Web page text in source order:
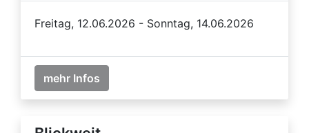
Freitag, 12.06.2026 - Sonntag, 14.06.2026
mehr Infos